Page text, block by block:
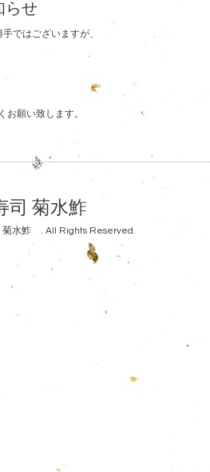
らせ
ではございますが、
お願い致します。
司 菊水鮓
菊水鮓 . All Rights Reserved.